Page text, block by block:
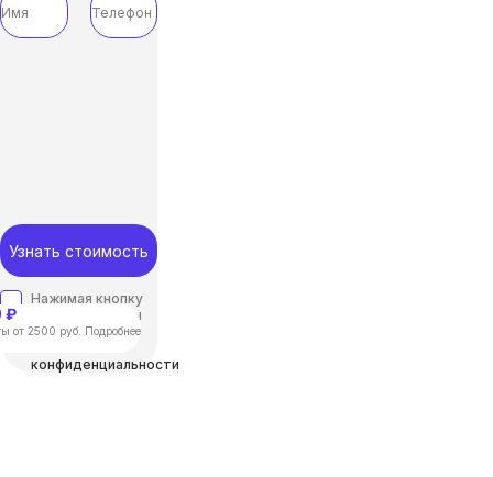
Узнать стоимость
Нажимая кнопку
“отправить”, вы
соглашаетесь с
конфиденциальности
₽
от 2500 руб. Подробнее